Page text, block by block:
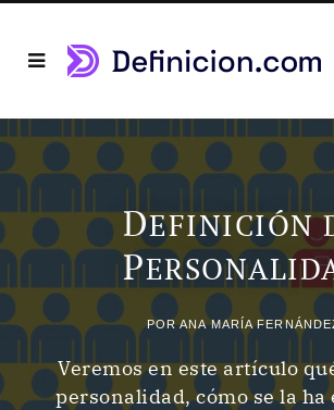
DEFINICIÓN
P
PORANA MARÍA
Veremos en este artículo
personalidad, cómo se la ha